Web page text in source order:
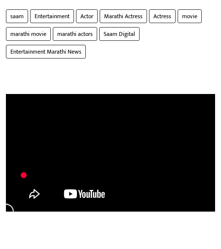
saam Entertainment Actor Marathi Actress Actress
movie
marathi movie
marathi actors
Saam Digital
Entertainment Marathi News